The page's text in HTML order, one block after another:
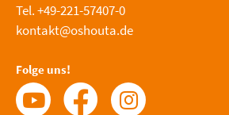
Tel. +49-221-57407-0
kontakt@oshouta.de
Folge uns!